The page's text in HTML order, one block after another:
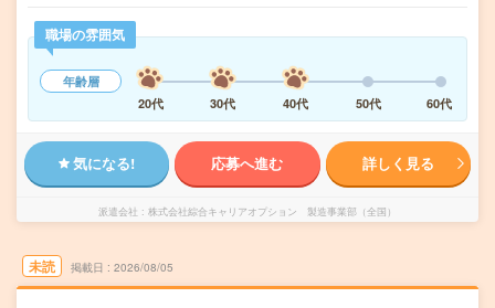
職場の雰囲気
年齢層
20代
30代 40代 50代 60代
気になる! 応募へ進む 詳しく見る
派遣会社 株式会社綜合キャリアオプション 製造事業部（全国）
未読 掲載日 2026/08/05